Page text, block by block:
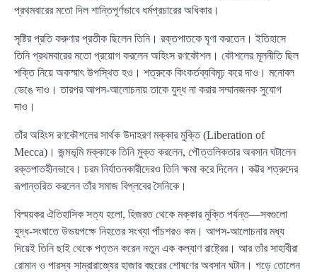
প্রথমবারের মতো দিল শান্তিপূর্ণভাবে ধর্মপ্রচারের অধিকার।
সৃষ্টির প্রতি করুণার প্রতীক ছিলেন তিনি। রক্তপাতকে ঘৃণা করতেন। ইতিহাসে
তিনি প্রথমবারের মতো প্রয়োগ করলেন অহিংস রণকৌশল। কৌশলের মূলনীতি ছিল
শক্তি নিয়ে অকস্মাৎ উপস্থিত হও। শত্রুকে কিংকর্তব্যবিমূঢ় করে দাও। মনোবল
ভেঙে দাও। তারপর আপস-আলোচনায় তাকে যুদ্ধ না করার সম্মানজনক সুযোগ
দাও।
তাঁর অহিংস রণকৌশলের সার্থক উদাহরণ মক্কার মুক্তি (Liberation of
Mecca)। জন্মভূমি মক্কাকে তিনি মুক্ত করলেন, পৌত্তলিকতার অবসান ঘটালেন
রক্তপাতহীনভাবে। চরম নির্যাতনকারীদেরও তিনি ক্ষমা করে দিলেন। কট্টর শত্রুদের
রূপান্তরিত করলেন তাঁর সমাজ বিপ্লবের সৈনিকে।
বিস্ময়কর ঐতিহাসিক সত্য হলো, হিজরত থেকে মক্কার মুক্তি পর্যন্ত—সবগুলো
যুদ্ধ-সংঘাতে উভয়পক্ষে নিহতের সংখ্যা পাঁচশরও কম। আপস-আলোচনার মধ্য
দিয়েই তিনি ছাই থেকে পত্তন করেন নতুন এক কল্যাণ রাষ্ট্রের। আর তাঁর সাহাবীরা
রোমান ও পারস্য সাম্রারাজ্যের হাজার বছরের শোষণের অবসান ঘটান। গড়ে তোলেন